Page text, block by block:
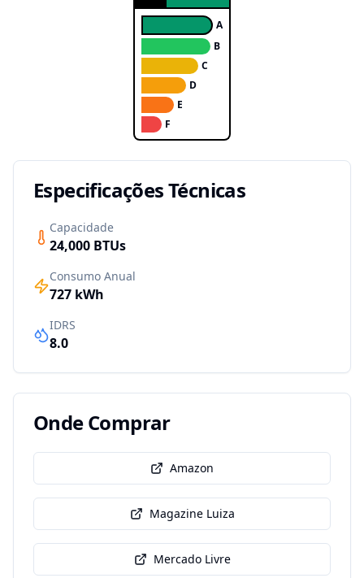
A
B
C
D
E
F
Especificações Técnicas
Capacidade
24,000 BTUs
Consumo Anual
727 kWh
IDRS
8.0
Onde Comprar
Amazon
Magazine Luiza
Mercado Livre